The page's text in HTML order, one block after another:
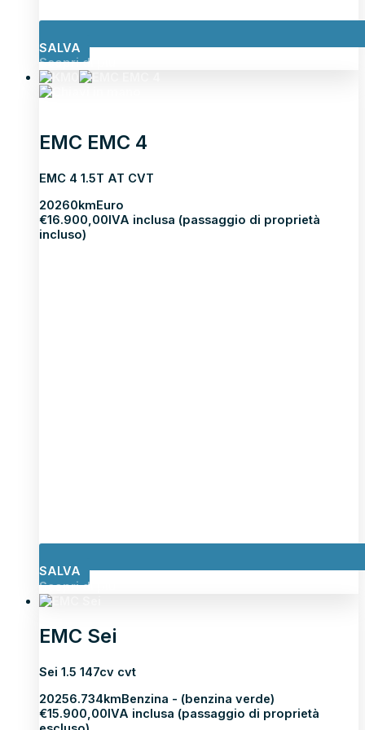
SALVA
Scopri di più
EMC EMC 4
EMC 4 1.5T AT CVT
20260kmEuro
€16.900,00IVA inclusa (passaggio di proprietà
incluso)
SALVA
Scopri di più
EMC Sei
Sei 1.5 147cv cvt
20256.734kmBenzina - (benzina verde)
€15.900,00IVA inclusa (passaggio di proprietà